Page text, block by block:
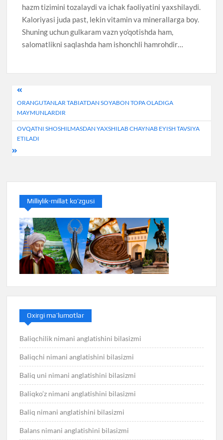
hazm tizimini tozalaydi va ichak faoliyatini yaxshilaydi.
Kaloriyasi juda past, lekin vitamin va minerallarga boy.
Shuning uchun gulkaram vazn yo’qotishda ham,
salomatlikni saqlashda ham ishonchli hamrohdir…
Post
menyusi
ORANGUTANLAR TABIATDAN SOYABON TOPA OLADIGA
MAYMUNLARDIR
OVQATNI SHOSHILMASDAN YAXSHILAB CHAYNAB EYISH TAVSIYA
ETILADI
Milliylik-millat ko’zgusi
Oxirgi ma’lumotlar
Baliqchilik nimani anglatishini bilasizmi
Baliqchi nimani anglatishini bilasizmi
Baliq uni nimani anglatishini bilasizmi
Baliqko’z nimani anglatishini bilasizmi
Baliq nimani anglatishini bilasizmi
Balans nimani anglatishini bilasizmi